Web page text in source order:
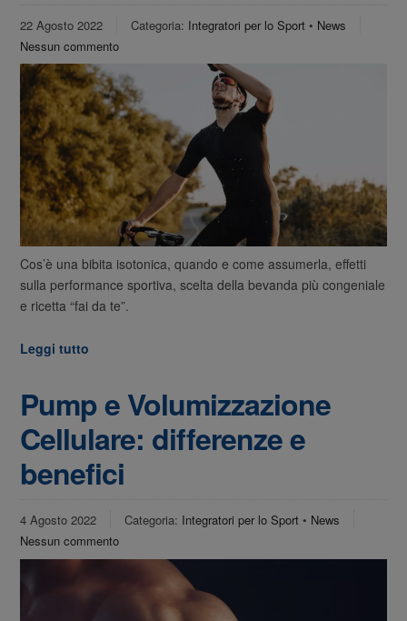
22 Agosto 2022 Categoria: Integratori per lo Sport • News
Nessun commento
Cos’è una bibita isotonica, quando e come assumerla, effetti
sulla performance sportiva, scelta della bevanda più congeniale
e ricetta “fai da te”.
Leggi tutto
Pump e Volumizzazione
Cellulare: differenze e
benefici
4 Agosto 2022 Categoria: Integratori per lo Sport • News
Nessun commento